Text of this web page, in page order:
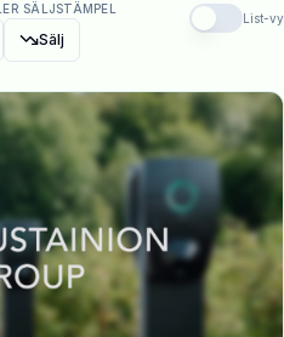
SÄLJSTÄMPEL
Sälj
List-vy